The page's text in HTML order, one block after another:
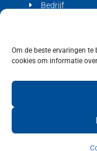
Om de beste ervaringen
cookies om informatie
Bedrijf
Cookiebeleid